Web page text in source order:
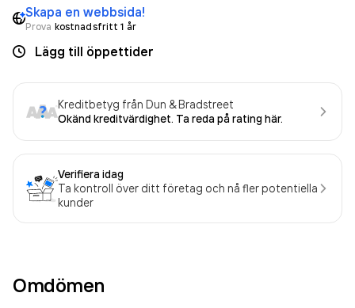
Skapa en webbsida!
Prova kostnadsfritt 1 år
Lägg till öppettider
Kreditbetyg från Dun & Bradstreet
Okänd kreditvärdighet. Ta reda på rating här.
Verifiera idag
Ta kontroll över ditt företag och nå fler potentiella
kunder
Omdömen